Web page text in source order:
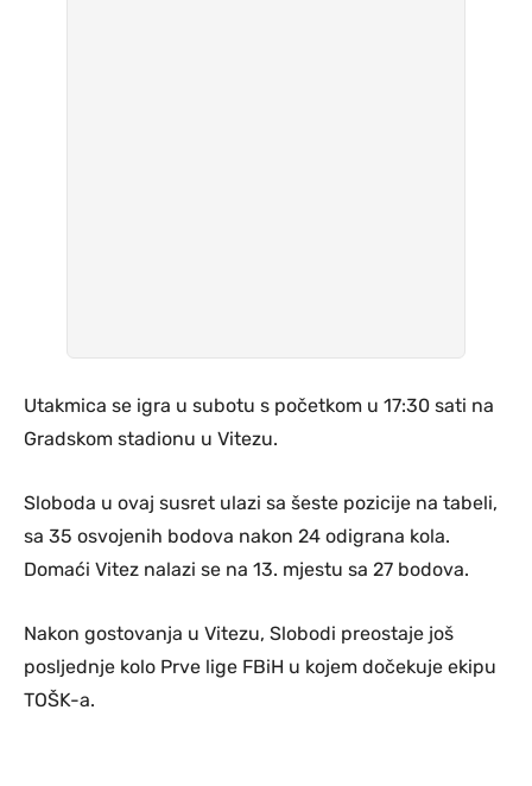
Utakmica se igra u subotu s početkom u 17:30 sati na
Gradskom stadionu u Vitezu.
Sloboda u ovaj susret ulazi sa šeste pozicije na tabeli,
sa 35 osvojenih bodova nakon 24 odigrana kola.
Domaći Vitez nalazi se na 13. mjestu sa 27 bodova.
Nakon gostovanja u Vitezu, Slobodi preostaje još
posljednje kolo Prve lige FBiH u kojem dočekuje ekipu
TOŠK-a.